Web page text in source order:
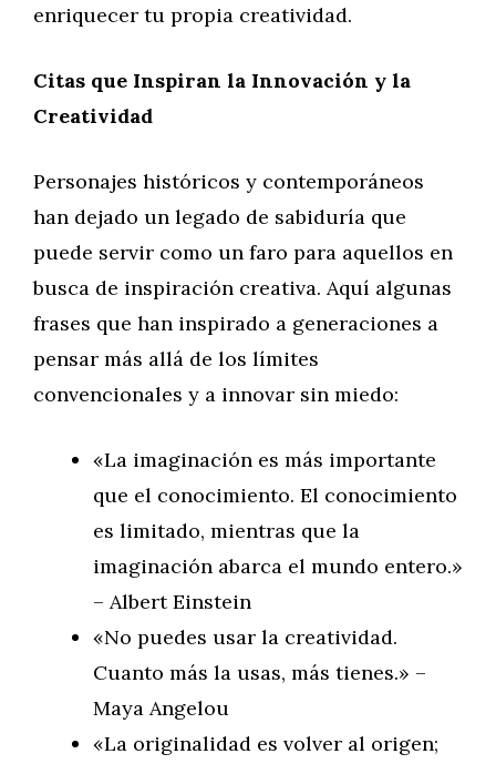
enriquecer tu propia creatividad.
Citas que Inspiran la Innovación y la
Creatividad
Personajes históricos y contemporáneos
han dejado un legado de sabiduría que
puede servir como un faro para aquellos en
busca de inspiración creativa. Aquí algunas
frases que han inspirado a generaciones a
pensar más allá de los límites
convencionales y a innovar sin miedo:
«La imaginación es más importante
que el conocimiento. El conocimiento
es limitado, mientras que la
imaginación abarca el mundo entero.»
– Albert Einstein
«No puedes usar la creatividad.
Cuanto más la usas, más tienes.» –
Maya Angelou
«La originalidad es volver al origen;